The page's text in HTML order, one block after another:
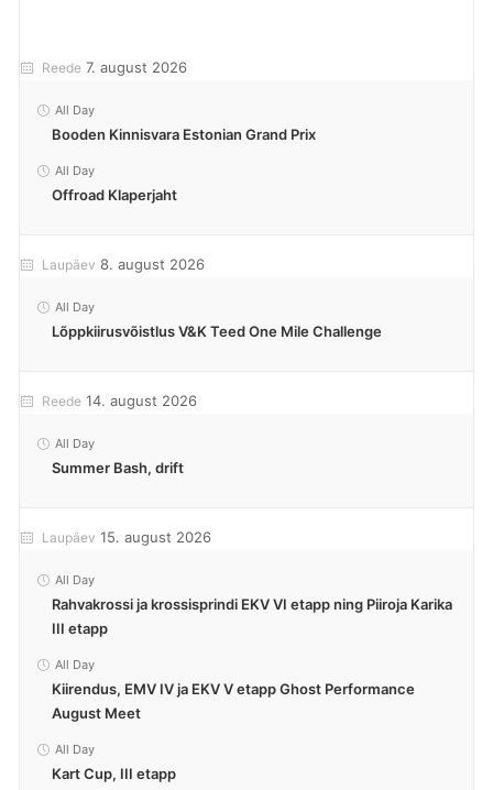
Reede 7. august 2026
All Day
Booden Kinnisvara Estonian Grand Prix
All Day
Offroad Klaperjaht
Laupäev 8. august 2026
All Day
Lõppkiirusvõistlus V&K Teed One Mile Challenge
Reede 14. august 2026
All Day
Summer Bash, drift
Laupäev 15. august 2026
All Day
Rahvakrossi ja krossisprindi EKV VI etapp ning Piiroja Karika
III etapp
All Day
Kiirendus, EMV IV ja EKV V etapp Ghost Performance
August Meet
All Day
Kart Cup, III etapp